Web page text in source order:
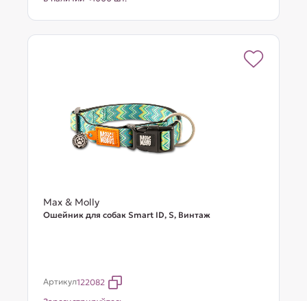
Max & Molly
Ошейник для собак Smart ID, S, Винтаж
Артикул122082